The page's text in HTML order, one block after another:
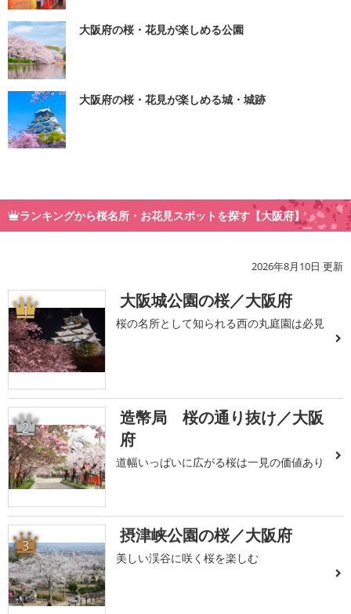
大阪府の桜・花見が楽しめる公園
大阪府の桜・花見が楽しめる城・城跡
ランキングから桜名所・お花見スポットを探す【大阪府】
2026年8月10日 更新
1 大阪城公園の桜／大阪府
桜の名所として知られる西の丸庭園は必見
2
造幣局 桜の通り抜け／大阪
府
道幅いっぱいに広がる桜は一見の価値あり
3 摂津峡公園の桜／大阪府
美しい渓谷に咲く桜を楽しむ